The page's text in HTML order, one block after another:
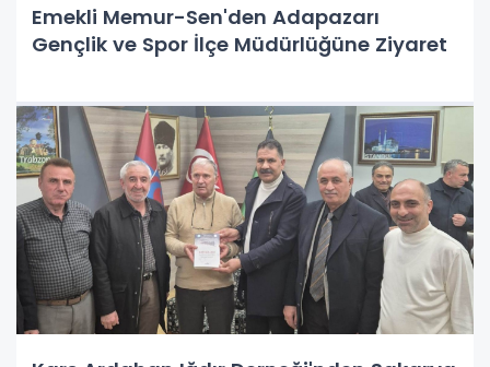
Emekli Memur-Sen'den Adapazarı
Gençlik ve Spor İlçe Müdürlüğüne Ziyaret